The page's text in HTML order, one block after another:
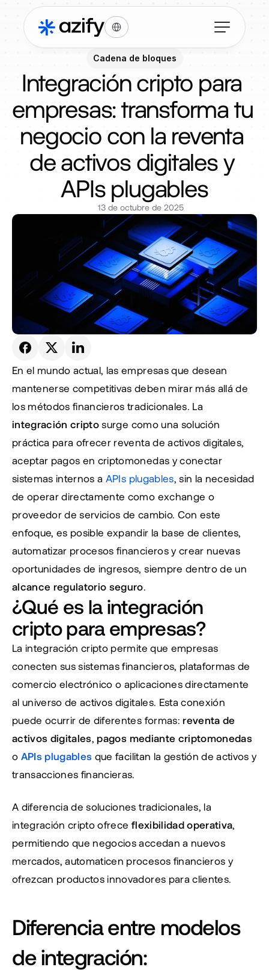
Select Language
Cadena de bloques
Integración cripto para
empresas: transforma tu
negocio con la reventa
de activos digitales y
APIs plugables
13 de octubre de 2025
En el mundo actual, las empresas que desean
mantenerse competitivas deben mirar más allá de
integración cripto surge como una solución
práctica para ofrecer reventa de activos digitales,
aceptar pagos en criptomonedas y conectar
sistemas internos a APIs plugables, sin la necesidad
de operar directamente como exchange o
proveedor de servicios de cambio. Con este
enfoque, es posible expandir la base de clientes,
automatizar procesos financieros y crear nuevas
alcance regulatorio seguro.
¿Qué es la integración
cripto para empresas?
La integración cripto permite que empresas
conecten sus sistemas financieros, plataformas de
comercio electrónico o aplicaciones directamente
al universo de activos digitales. Esta conexión
puede ocurrir de diferentes formas: reventa de
activos digitales, pagos mediante criptomonedas
o APIs plugables que facilitan la gestión de activos y
transacciones financieras.
A diferencia de soluciones tradicionales, la
integración cripto ofrece flexibilidad operativa,
permitiendo que negocios accedan a nuevos
mercados, automaticen procesos financieros y
ofrezcan productos innovadores para clientes.
Diferencia entre modelos
de integración: